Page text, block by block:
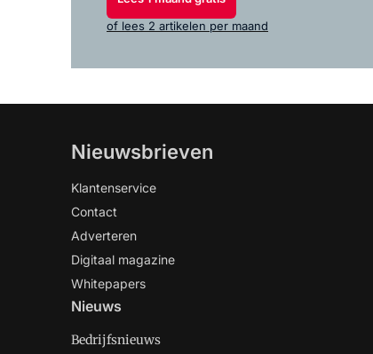
of lees 2 artikelen per maand
Nieuwsbrieven
Klantenservice
Contact
Adverteren
Digitaal magazine
Whitepapers
Nieuws
Bedrijfsnieuws